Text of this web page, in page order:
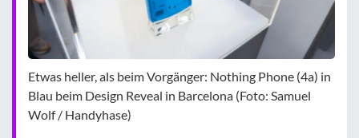
Etwas heller, als beim Vorgänger: Nothing Phone (4a) in
Blau beim Design Reveal in Barcelona (Foto: Samuel
Wolf / Handyhase)